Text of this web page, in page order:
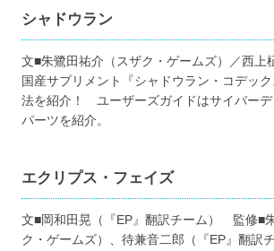
シャドウラン
文■朱鷺田祐介（スザク・ゲームズ）／西上
国産サプリメント『シャドウラン・コデッ
法を紹介！ ユーザーズガイドはサイバーデ
パーツを紹介。
エクリプス・フェイズ
文■岡和田晃（『EP』翻訳チーム） 監修■
ク・ゲームズ）、待兼音二郎（『EP』翻訳チ